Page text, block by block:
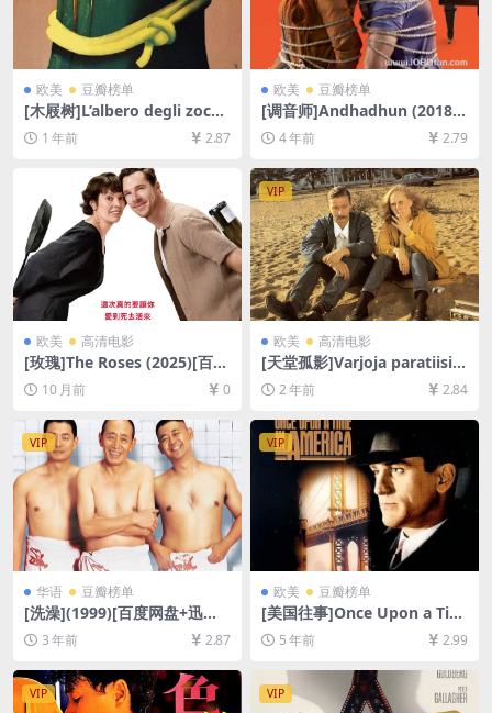
欧美 豆瓣榜单
[木屐树]L’albero degli zocco
li (1978)[百度网盘+夸克网盘1
080P超清未删减资源][网盘在
线播放/下载][MP4/12GB][中
1 年前 2.87
欧美 豆瓣榜单
[调音师]Andhadhun (2018)
[百度网盘+迅雷云盘资源1080
P超清未删减][MP4/8.8GB][中
文字幕]
4 年前 2.79
欧美 高清电影
[玫瑰]The Roses (2025)[百度
网盘+夸克网盘1080P超清未
删减资源][网盘在线播放/下
10 月前 0
VIP
欧美 高清电影
[天堂孤影]Varjoja paratiisiss
a (1986)[百度网盘+夸克网盘1
080P超清未删减资源][网盘在
文字幕]
2 年前 2.84
VIP
华语 豆瓣榜单
[洗澡](1999)[百度网盘+迅雷
云盘资源1080P超清未删减]
[MP4/5GB][中文字幕]
3 年前 2.87
VIP
欧美 豆瓣榜单
[美国往事]Once Upon a Tim
e in America (1984)(导演剪
辑加长版251min)[百度网盘
+夸克网盘+迅雷云盘资源1080
P超清未删减][MP4/15GB][中
英字幕]
5 年前 2.99
VIP VIP